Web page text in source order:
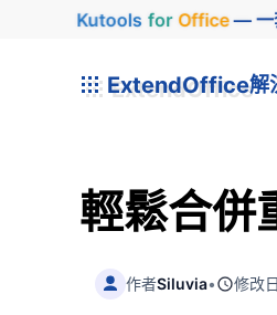
Kutools for Office— 一
ExtendOffice解
輕鬆合併
作者Siluvia• 修改